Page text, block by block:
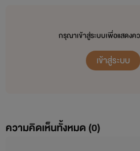
กรุณาเข้าสู่ระบบเพื่อแสดงค
เข้าสู่ระบบ
ความคิดเห็นทั้งหมด (0)